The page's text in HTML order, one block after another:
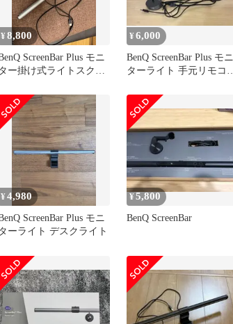
¥8,800
ScreenBar Plus モニ
ター掛け式ライトスクリ
¥6,000
BenQ ScreenBar Plus モニ
ターライト 手元リモコン
¥4,980
ScreenBar Plus モニ
ターライト デスクライト
¥5,800
BenQ ScreenBar